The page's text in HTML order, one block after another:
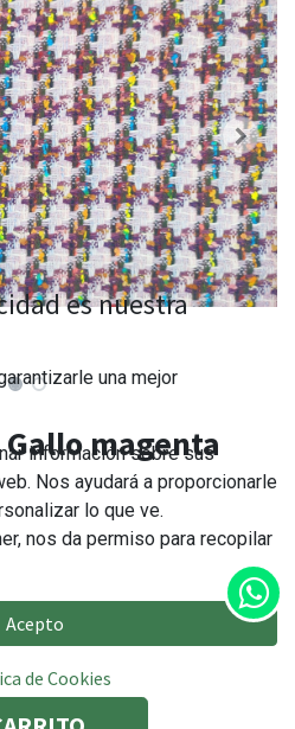
magenta
mínima 25cm
es nuestra
una mejor
información sobre sus
Nos ayudará a proporcionarle
lo que ve.
nos da permiso para recopilar
Acepto
de Cookies